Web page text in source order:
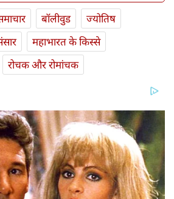
बॉलीवुड
ज्योतिष
महाभारत के किस्से
रोचक और रोमांचक